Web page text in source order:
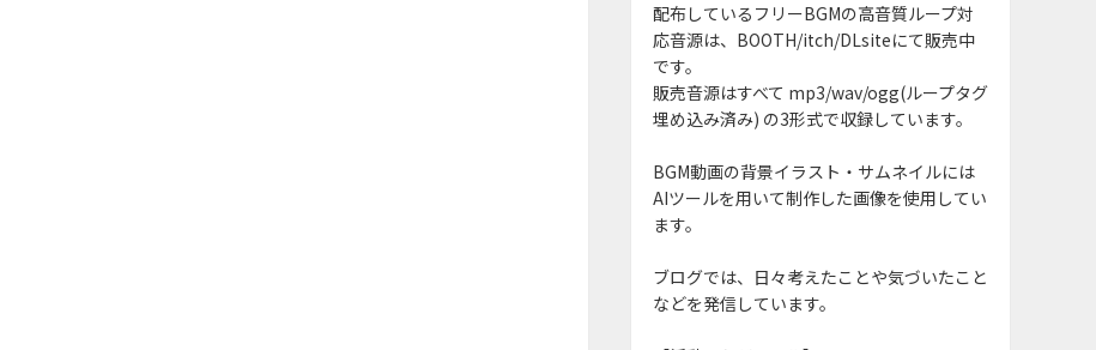
配布しているフリーBGMの高音質ループ対
応音源は、BOOTH/itch/DLsiteにて販売中
です。
販売音源はすべて mp3/wav/ogg(ループタグ
埋め込み済み) の3形式で収録しています。
BGM動画の背景イラスト・サムネイルには
AIツールを用いて制作した画像を使用してい
ます。
ブログでは、日々考えたことや気づいたこと
などを発信しています。